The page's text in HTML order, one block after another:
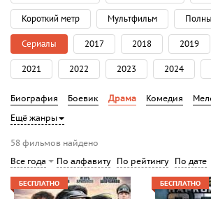
Короткий метр Мультфильм
Сериалы 2017 2018 2019
2021 2022 2023 2024
Биография Боевик Драма Комедия
Ещё жанры
58 фильмов найдено
Все года
По алфавиту По рейтингу По дате
БЕСПЛАТНО БЕСПЛАТНО